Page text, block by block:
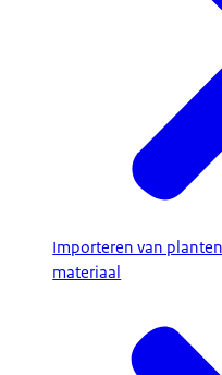
Importeren van
materiaal